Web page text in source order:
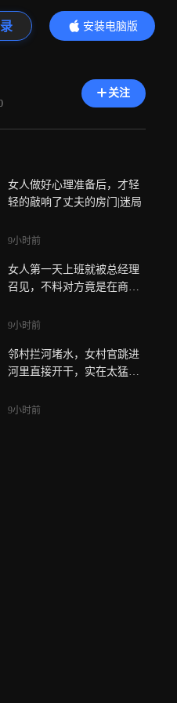
安装电脑版
内容更精彩
关注
女人做好心理准备后，才轻
轻的敲响了丈夫的房门|迷局
9小时前
女人第一天上班就被总经理
召见，不料对方竟是在商场
9小时前
邻村拦河堵水，女村官跳进
河里直接开干，实在太猛了|
9小时前